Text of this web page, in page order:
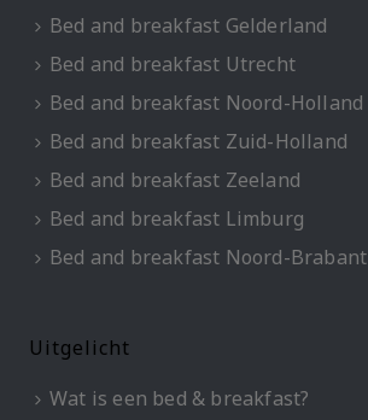
Bed and breakfast Gelderland
Bed and breakfast Utrecht
Bed and breakfast Noord-Holland
Bed and breakfast Zuid-Holland
Bed and breakfast Zeeland
Bed and breakfast Limburg
Bed and breakfast Noord-Brabant
Uitgelicht
Wat is een bed & breakfast?